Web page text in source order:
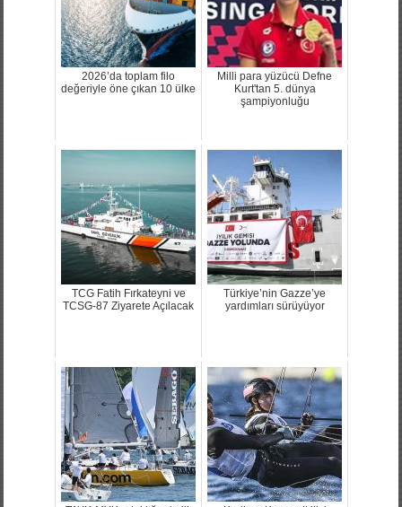
2026’da toplam filo
değeriyle öne çıkan 10 ülke
Milli para yüzücü Defne
Kurt'tan 5. dünya
şampiyonluğu
TCG Fatih Fırkateyni ve
TCSG-87 Ziyarete Açılacak
Türkiye’nin Gazze’ye
yardımları sürüyüyor